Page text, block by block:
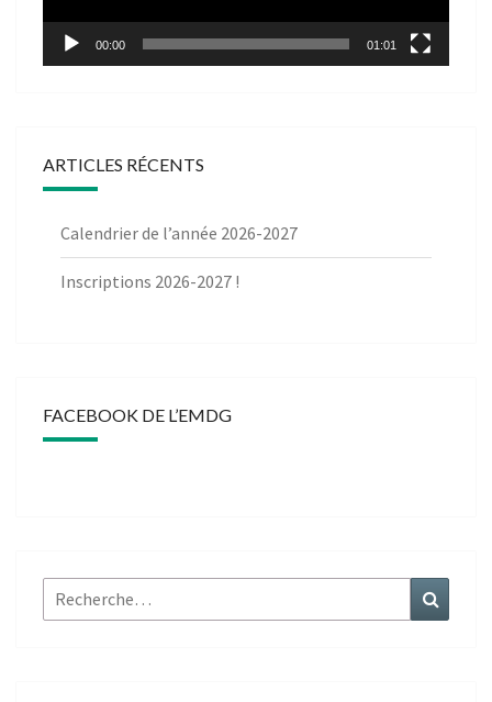
00:00 01:01
ARTICLES RÉCENTS
Calendrier de l’année 2026-2027
Inscriptions 2026-2027 !
FACEBOOK DE L’EMDG
Rechercher :